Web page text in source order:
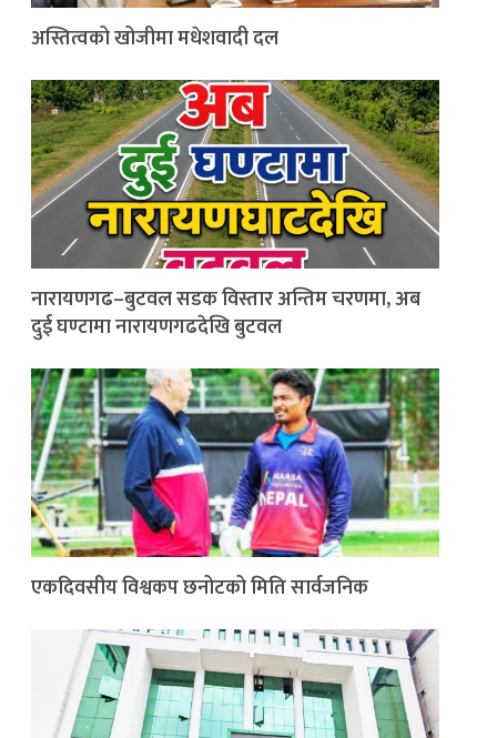
अस्तित्वको खोजीमा मधेशवादी दल
नारायणगढ–बुटवल सडक विस्तार अन्तिम चरणमा, अब
दुई घण्टामा नारायणगढदेखि बुटवल
एकदिवसीय विश्वकप छनोटको मिति सार्वजनिक